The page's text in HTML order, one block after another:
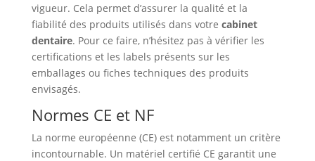
vigueur. Cela permet d’assurer la qualité et la
fiabilité des produits utilisés dans votre cabinet
dentaire. Pour ce faire, n’hésitez pas à vérifier les
certifications et les labels présents sur les
emballages ou fiches techniques des produits
envisagés.
Normes CE et NF
La norme européenne (CE) est notamment un critère
incontournable. Un matériel certifié CE garantit une